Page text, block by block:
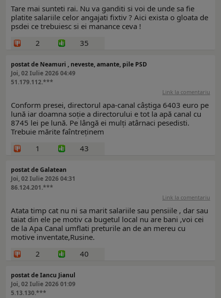
Tare mai sunteti rai. Nu va ganditi si voi de unde sa fie
platite salariile celor angajati fixtiv ? Aici exista o gloata de
psdei ce trebuiesc si ei manance ceva !
2
35
postat de Neamuri , neveste, amante, pile PSD
Joi, 02 Iulie 2026 04:49
51.179.112.***
Link la comentariu
Conform presei, directorul apa-canal câștiga 6403 euro pe
lună iar doamna soție a directorului e tot la apă canal cu
8745 lei pe lună. Pe lângă ei mulți atârnaci pesedisti.
Trebuie mărite faîntreținem
1
43
postat de Galatean
Joi, 02 Iulie 2026 04:31
86.124.201.***
Link la comentariu
Atata timp cat nu ni sa marit salariile sau pensiile , dar sau
taiat din ele pe motiv ca bugetul local nu are bani ,voi cei
de la Apa Canal umflati preturile an de an mereu cu
motive inventate,Rusine.
2
40
postat de Iancu Jianul
Joi, 02 Iulie 2026 01:09
5.13.130.***